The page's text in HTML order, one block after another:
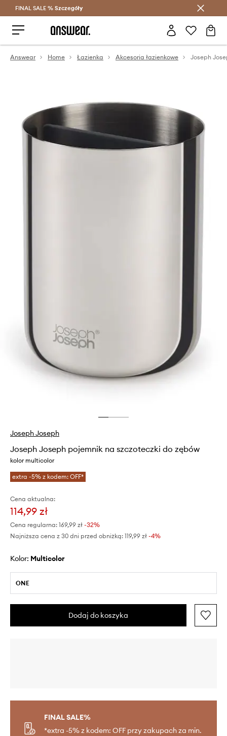
Oszczędzaj z Answear Club >
FINAL SALE % Szczegóły
Answear Home Łazienka Akcesoria łazienkowe
Joseph Joseph
Joseph Joseph pojemnik na szczoteczki do zębów
kolor multicolor
extra -5% z kodem: OFF*
Cena aktualna:
114,99 zł
Cena regularna: 169,99 zł -32%
Najniższa cena z 30 dni przed obniżką: 119,99 zł -4%
Kolor: multicolor
ONE
Dodaj do koszyka
FINAL SALE%
*extra -5% z kodem: OFF przy zakupach za min.